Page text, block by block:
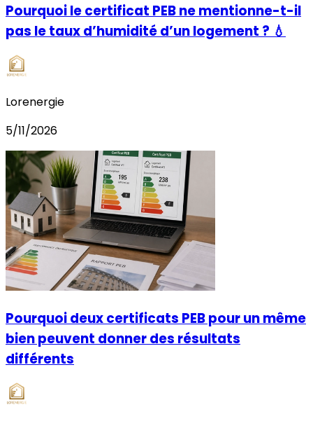
Pourquoi le certificat PEB ne mentionne-t-il
pas le taux d’humidité d’un logement ? 💧
Lorenergie
5/11/2026
Pourquoi deux certificats PEB pour un même
bien peuvent donner des résultats
différents